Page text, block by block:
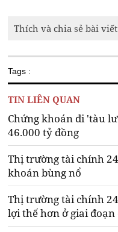
Thích và chia sẻ bài
Tags :
TIN LIÊN QUAN
Chứng khoán đi 'tàu
46.000 tỷ đồng
Thị trường tài chính
khoán bùng nổ
Thị trường tài chính
lợi thế hơn ở giai